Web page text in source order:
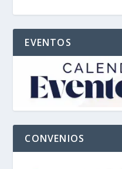
EVENTOS
CONVENIOS